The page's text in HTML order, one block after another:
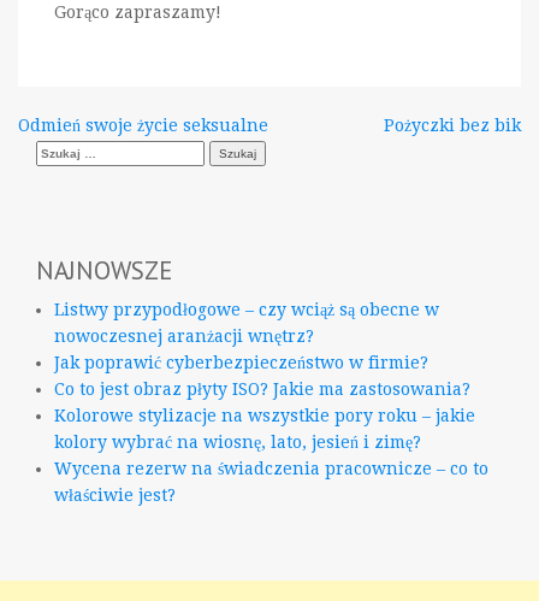
Gorąco zapraszamy!
Nawigacja
wpisu
Odmień swoje życie seksualne
Pożyczki bez bik
Szukaj:
NAJNOWSZE
Listwy przypodłogowe – czy wciąż są obecne w
nowoczesnej aranżacji wnętrz?
Jak poprawić cyberbezpieczeństwo w firmie?
Co to jest obraz płyty ISO? Jakie ma zastosowania?
Kolorowe stylizacje na wszystkie pory roku – jakie
kolory wybrać na wiosnę, lato, jesień i zimę?
Wycena rezerw na świadczenia pracownicze – co to
właściwie jest?